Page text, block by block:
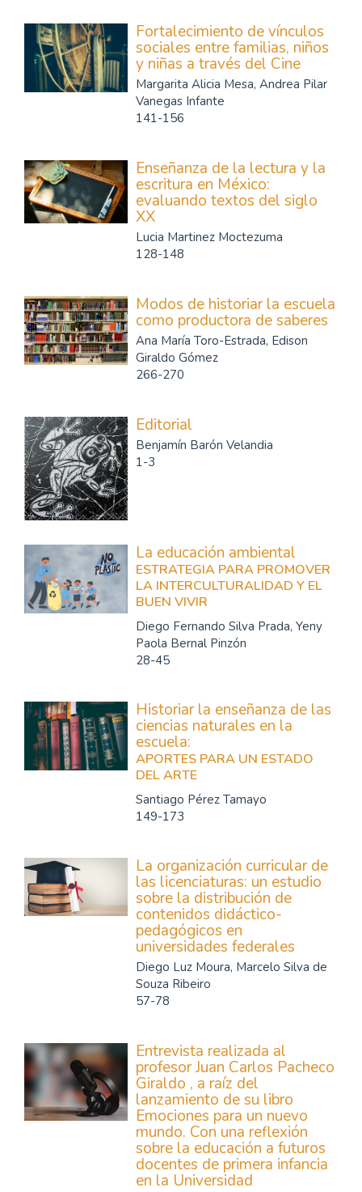
Fortalecimiento de vínculos
sociales entre familias, niños
y niñas a través del Cine
Margarita Alicia Mesa, Andrea Pilar
Vanegas Infante
141-156
Enseñanza de la lectura y la
escritura en México:
evaluando textos del siglo
XX
Lucia Martinez Moctezuma
128-148
Modos de historiar la escuela
como productora de saberes
Ana María Toro-Estrada, Edison
Giraldo Gómez
266-270
Editorial
Benjamín Barón Velandia
1-3
La educación ambiental
ESTRATEGIA PARA PROMOVER
LA INTERCULTURALIDAD Y EL
BUEN VIVIR
Diego Fernando Silva Prada, Yeny
Paola Bernal Pinzón
28-45
Historiar la enseñanza de las
ciencias naturales en la
escuela:
APORTES PARA UN ESTADO
DEL ARTE
Santiago Pérez Tamayo
149-173
La organización curricular de
las licenciaturas: un estudio
sobre la distribución de
contenidos didáctico-
pedagógicos en
universidades federales
Diego Luz Moura, Marcelo Silva de
Souza Ribeiro
57-78
Entrevista realizada al
profesor Juan Carlos Pacheco
Giraldo , a raíz del
lanzamiento de su libro
Emociones para un nuevo
mundo. Con una reflexión
sobre la educación a futuros
docentes de primera infancia
en la Universidad